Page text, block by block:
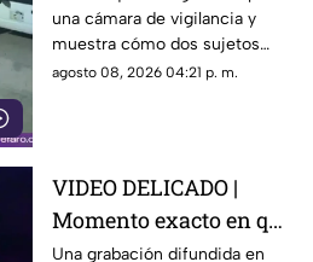
conductor y se llevan
su camioneta
una cámara de vigilancia y
muestra cómo dos sujetos
obligaron a un conductor y a
agosto 08, 2026 04:21 p. m.
VIDEO DELICADO |
Momento exacto en que
camioneta atropella a
Una grabación difundida en